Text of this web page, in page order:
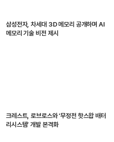
삼성전자, 차세대 3D 메모리 공개하며 AI
메모리 기술 비전 제시
크레스트, 로브로스와 ‘무정전 핫스왑 배터
리시스템’ 개발 본격화